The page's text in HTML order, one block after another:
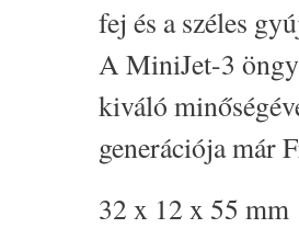
fej és a széles
A MiniJet-3
kiváló
generációja már
32 x 12 x 55 mm